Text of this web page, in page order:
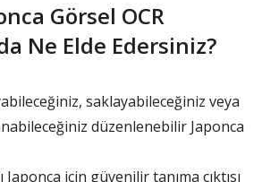
Görsel OCR
Ne Elde Edersiniz?
saklayabileceğiniz veya
düzenlenebilir Japonca
Japonca için güvenilir tanıma çıktısı